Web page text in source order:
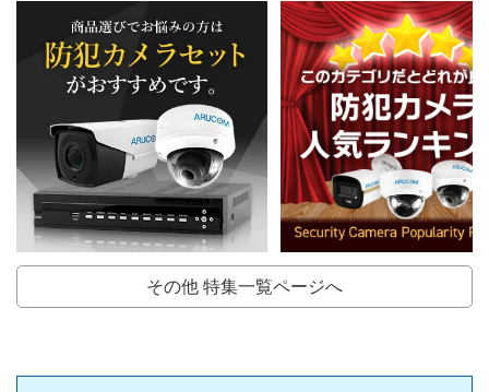
その他 特集一覧ページへ